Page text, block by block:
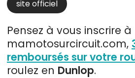
site officiel
Pensez à vous inscrire à
mamotosurcircuit.com,
remboursés sur votre
roulez en Dunlop.